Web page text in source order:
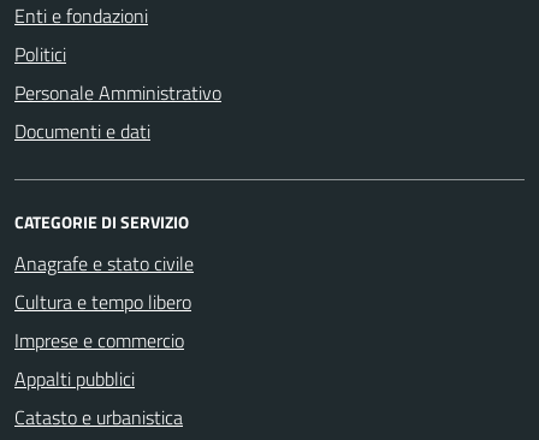
Enti e fondazioni
Politici
Personale Amministrativo
Documenti e dati
CATEGORIE DI SERVIZIO
Anagrafe e stato civile
Cultura e tempo libero
Imprese e commercio
Appalti pubblici
Catasto e urbanistica